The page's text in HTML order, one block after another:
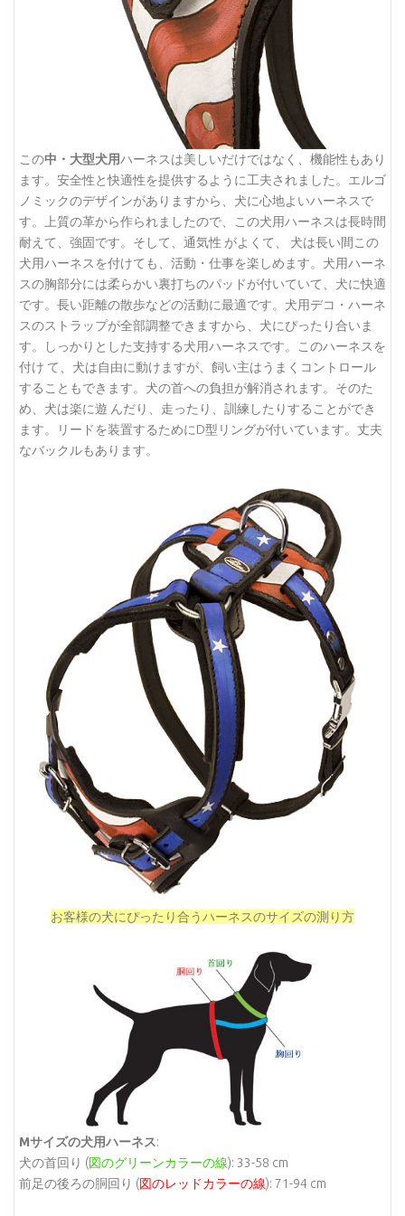
この中・大型犬用ハーネスは美しいだけではなく、機能性もあり
ます。安全性と快適性を提供するように工夫されました。エルゴ
ノミックのデザインがありますから、犬に心地よいハーネスで
す。上質の革から作られましたので、この犬用ハーネスは長時間
耐えて、強固です。そして、通気性 がよくて、 犬は長い間この
犬用ハーネスを付けても、活動・仕事を楽しめます。犬用ハーネ
スの胸部分には柔らかい裏打ちのパッドが付いていて、犬に快適
です。長い距離の散歩などの活動に最適です。犬用デコ・ハーネ
スのストラップが全部調整できますから、犬にぴったり合いま
す。しっかりとした支持する犬用ハーネスです。このハーネスを
付け て、犬は自由に動けますが、飼い主はうまくコントロール
することもできます。犬の首への負担が解消されます。そのた
め、犬は楽に遊 んだり、走ったり、訓練したりすることができ
ます。リードを装置するためにD型リングが付いています。丈夫
なバックルもあります。
お客様の犬にぴったり合うハーネスのサイズの測り方
Mサイズの犬用ハーネス:
犬の首回り (図のグリーンカラーの線): 33-58 cm
前足の後ろの胴回り (図のレッドカラーの線): 71-94 cm